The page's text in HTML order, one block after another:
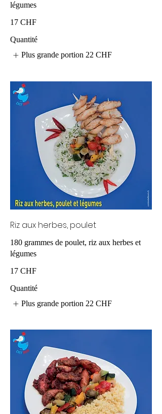
légumes
17 CHF
Quantité
Plus grande portion 22 CHF
Riz aux herbes, poulet
180 grammes de poulet, riz aux herbes et
légumes
17 CHF
Quantité
Plus grande portion 22 CHF